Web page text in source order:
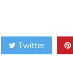
Twitter